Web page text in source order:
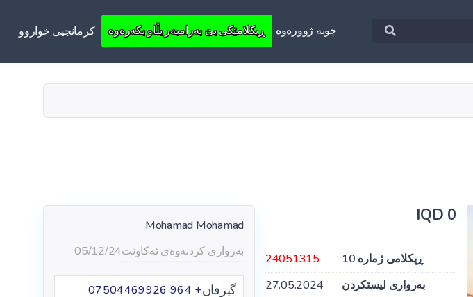
چونه‌ ژووره‌وه‌ ڕیکلامێکی بێ بەرامبەر بڵاو بکەرەوە کرمانجیی خواروو
0 IQD
ڕیکلامی ژمارە 10
24051315
بەرواری لیستکردن
27.05.2024
Mohamad Mohamad
بەرواری کردنەوەی ئەکاونت05/12/24
گیرفان+ 964 07504469926